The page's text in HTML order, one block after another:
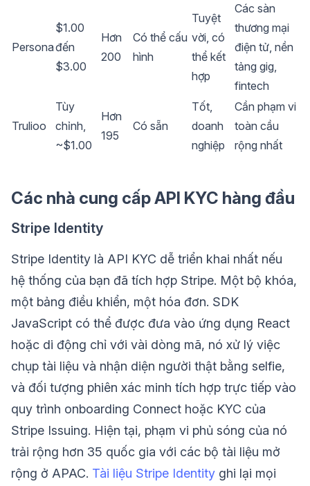
Persona
$1.00
đến
$3.00
Hơn
200
Có thể cấu
hình
Tuyệt
vời, có
thể kết
hợp
Các sàn
thương mại
điện tử, nền
tảng gig,
fintech
Trulioo
Tùy
chỉnh,
~$1.00
Hơn
195
Có sẵn
Tốt,
doanh
nghiệp
Cần phạm vi
toàn cầu
rộng nhất
Các nhà cung cấp API KYC hàng đầu
Stripe Identity
Stripe Identity là API KYC dễ triển khai nhất nếu
hệ thống của bạn đã tích hợp Stripe. Một bộ khóa,
một bảng điều khiển, một hóa đơn. SDK
JavaScript có thể được đưa vào ứng dụng React
hoặc di động chỉ với vài dòng mã, nó xử lý việc
chụp tài liệu và nhận diện người thật bằng selfie,
và đối tượng phiên xác minh tích hợp trực tiếp vào
quy trình onboarding Connect hoặc KYC của
Stripe Issuing. Hiện tại, phạm vi phủ sóng của nó
trải rộng hơn 35 quốc gia với các bộ tài liệu mở
rộng ở APAC. Tài liệu Stripe Identity ghi lại mọi